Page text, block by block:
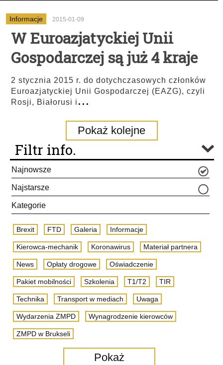
Informacje 2015-01-09
W Euroazjatyckiej Unii
Gospodarczej są już 4 kraje
2 stycznia 2015 r. do dotychczasowych członków
Euroazjatyckiej Unii Gospodarczej (EAZG), czyli
Rosji, Białorusi i...
Pokaż kolejne
Filtr info.
Najnowsze
Najstarsze
Kategorie
Brexit FTD Galeria Informacje
Kierowca-mechanik Koronawirus Materiał partnera
News Opłaty drogowe Oświadczenie
Pakiet mobilności Szkolenia T1/T2 TIR
Technika Transport w mediach Uwaga
Wydarzenia ZMPD Wynagrodzenie kierowców
ZMPD w Brukseli
Pokaż